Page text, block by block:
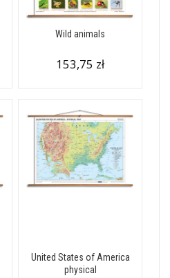
Wild animals
153,75 zł
United States of America
physical